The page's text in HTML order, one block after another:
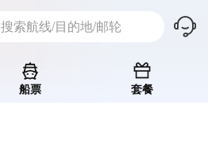
搜索航线/目的地/邮轮 󱪩
船票 套餐